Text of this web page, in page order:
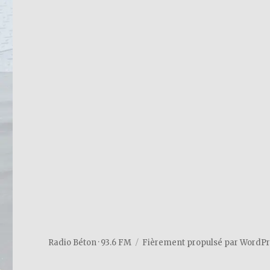
Radio Béton · 93.6 FM Fièrement propulsé par